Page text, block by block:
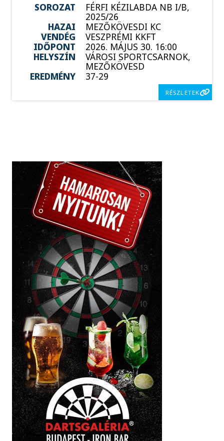
SOROZAT FÉRFI KÉZILABDA NB I/B,
2025/26
HAZAI
MEZŐKÖVESDI KC
VENDÉG
VESZPRÉMI KKFT
IDŐPONT
2026. MÁJUS 30. 16:00
HELYSZÍN
VÁROSI SPORTCSARNOK,
MEZŐKÖVESD
EREDMÉNY
37-29
RÉSZLETEK